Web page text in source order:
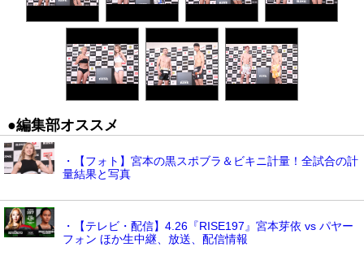
●編集部オススメ
・【フォト】宮本の黒スポブラ＆ビキニ計量！全試合の計
量結果と写真
・【テレビ・配信】4.26『RISE197』宮本芽依 vs パヤー
フォン ほか生中継、放送、配信情報